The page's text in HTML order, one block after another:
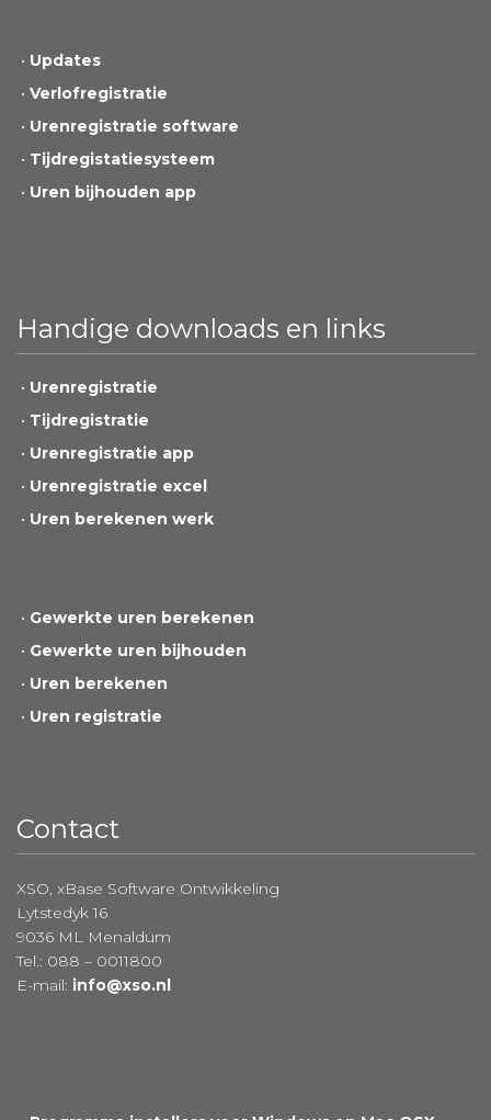
Updates
Verlofregistratie
Urenregistratie software
Tijdregistatiesysteem
Uren bijhouden app
Handige downloads en links
Urenregistratie
Tijdregistratie
Urenregistratie app
Urenregistratie excel
Uren berekenen werk
Gewerkte uren berekenen
Gewerkte uren bijhouden
Uren berekenen
Uren registratie
Contact
XSO, xBase Software Ontwikkeling
Lytstedyk 16
9036 ML Menaldum
Tel.: 088 – 0011800
E-mail: info@xso.nl